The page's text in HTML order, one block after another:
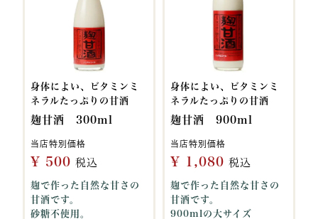
身体によい、ビタミンミ
ネラルたっぷりの甘酒
麹甘酒 300ml
当店特別価格
¥ 500 税込
麹で作った自然な甘さの
甘酒です。
砂糖不使用。
身体によい、ビタミンミ
ネラルたっぷりの甘酒
麹甘酒 900ml
当店特別価格
¥ 1,080 税込
麹で作った自然な甘さの
甘酒です。
900mlの大サイズ